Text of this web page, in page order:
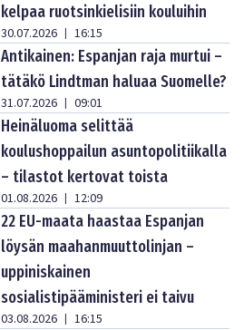
kelpaa ruotsinkielisiin kouluihin
30.07.2026 | 16:15
Antikainen: Espanjan raja murtui –
tätäkö Lindtman haluaa Suomelle?
31.07.2026 | 09:01
Heinäluoma selittää
koulushoppailun asuntopolitiikalla
– tilastot kertovat toista
01.08.2026 | 12:09
22 EU-maata haastaa Espanjan
löysän maahanmuuttolinjan –
uppiniskainen
sosialistipääministeri ei taivu
03.08.2026 | 16:15